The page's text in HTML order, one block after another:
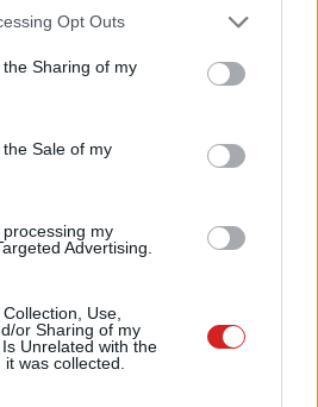
app uses one or more Google
usage behaviour. You may click to
Google and its third-party tags to
purposes in below Google
Opt Outs
Sharing of my
Sale of my
my
Advertising.
Use,
or Sharing of my
Unrelated with the
was collected.
mobiltelefon
egy repülőgépes
amely lehetővé teszi, hogy az